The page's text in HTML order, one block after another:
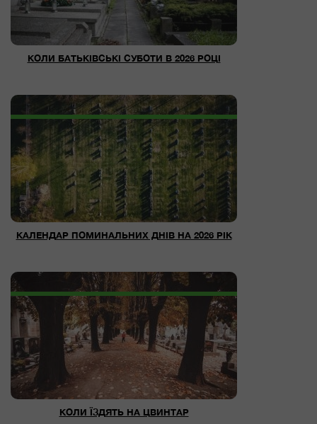
КОЛИ БАТЬКІВСЬКІ СУБОТИ В 2026 РОЦІ
КАЛЕНДАР ПОМИНАЛЬНИХ ДНІВ НА 2026 РІК
КОЛИ ЇЗДЯТЬ НА ЦВИНТАР